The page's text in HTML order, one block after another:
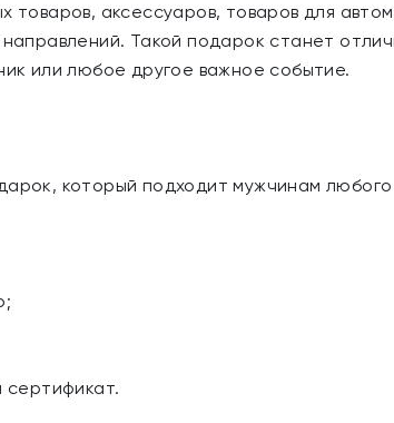
аксессуаров, товаров для
Такой подарок станет
или любое другое важное событие.
который подходит мужчинам
сертификат.